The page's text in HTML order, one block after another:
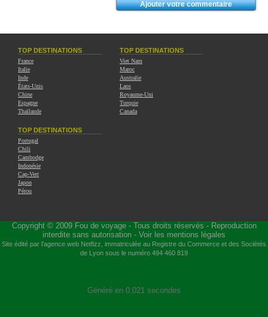
TOP DESTINATIONS
France
Italie
Inde
États-Unis
Chine
Espagne
Thaïlande
TOP DESTINATIONS
Viet Nam
Maroc
Australie
Laos
Royaume-Uni
Turquie
Canada
TOP DESTINATIONS
Portugal
Chili
Cambodge
Indonésie
Cap-Vert
Japon
Pérou
Copyright © 2009 Fou de voyage- Tous droits réservés - Reproduction
interdite sans autorisation - Voir les mentions légales
Site édité par l'agence web Netfizz , immatriculée au Registre du Commerce et des Sociétés
de Lyon sous le numéro 494 460 819
Généré en 0,021 secondes